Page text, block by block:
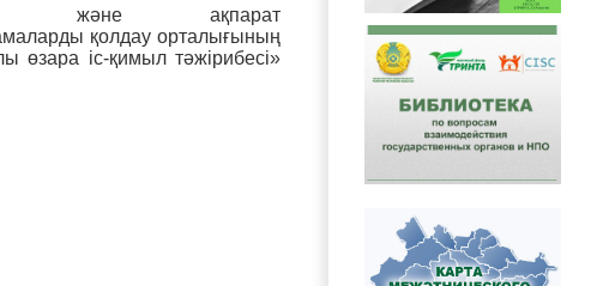
және ақпарат
қолдау орталығының
өзара іс-қимыл тәжірибесі»